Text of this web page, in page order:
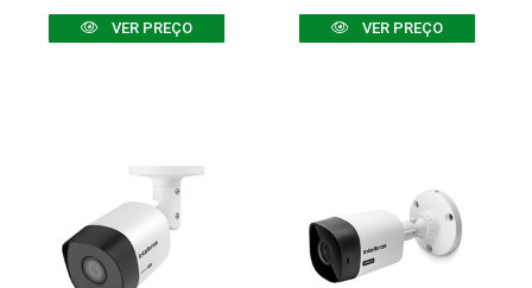
VER PREÇO VER PREÇO